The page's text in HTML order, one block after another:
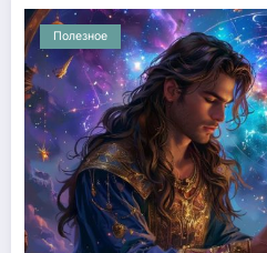
Полезное